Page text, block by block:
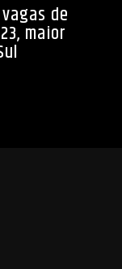
de
maior